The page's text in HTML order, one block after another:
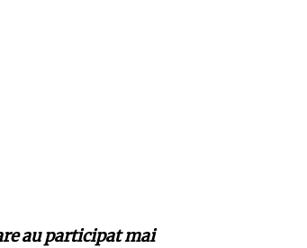
au participat mai